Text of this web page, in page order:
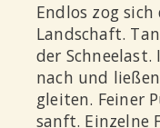
Endlos zog
Landschaft.
der
nach und
gleiten. Feiner
sanft. Einzelne